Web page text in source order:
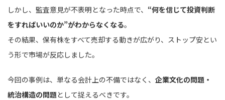
しかし、監査意見が不表明となった時点で、 “何を信じて投資判断
をすればいいのか”がわからなくなる。
その結果、保有株をすべて売却する動きが広がり、ストップ安とい
う形で市場が反応しました。
今回の事例は、単なる会計上の不備ではなく、 企業文化の問題・
統治構造の問題として捉えるべきです。